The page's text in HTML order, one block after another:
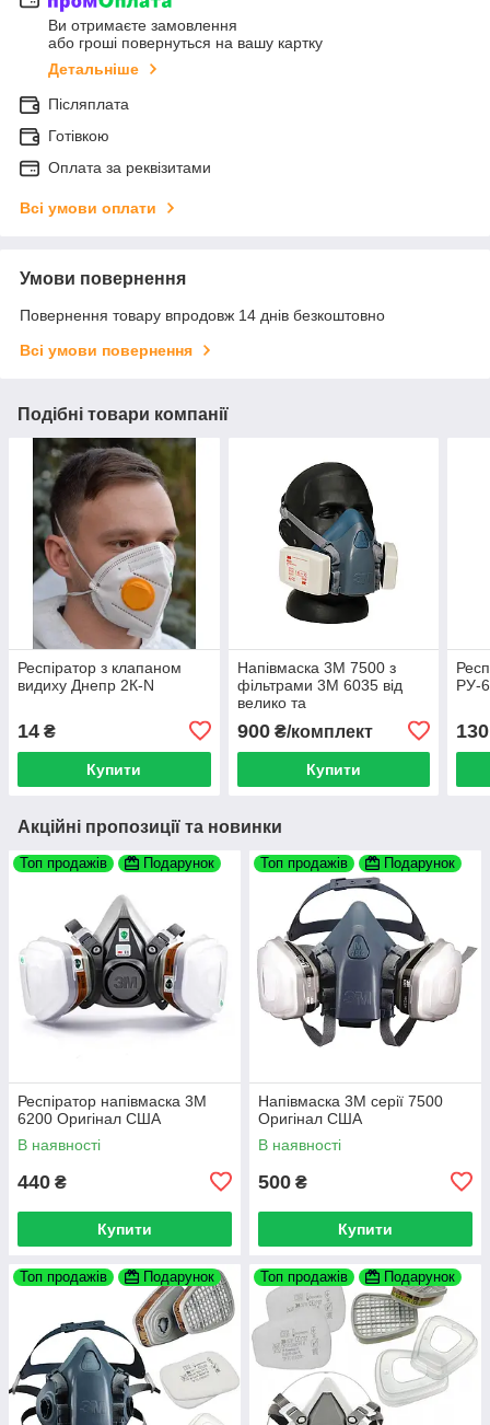
Ви отримаєте замовлення
або гроші повернуться на вашу картку
Детальніше
Післяплата
Готівкою
Оплата за реквізитами
Всі умови оплати
Умови повернення
Повернення товару впродовж 14 днів безкоштовно
Всі умови повернення
Подібні товари компанії
Респіратор з клапаном
видиху Днепр 2К-N
14 ₴
Купити
Напівмаска 3М 7500 з
фільтрами 3М 6035 від
велико та
дрібнодисперстного пилу
900₴/комплект
Купити
РУ-
130
Акційні пропозиції та новинки
Топ продажів Подарунок
Респіратор напівмаска 3М
6200 Оригінал США
В наявності
440 ₴
Купити
Топ продажів Подарунок
Напівмаска 3М серії 7500
Оригінал США
В наявності
500 ₴
Купити
Топ продажів Подарунок Топ продажів Подарунок